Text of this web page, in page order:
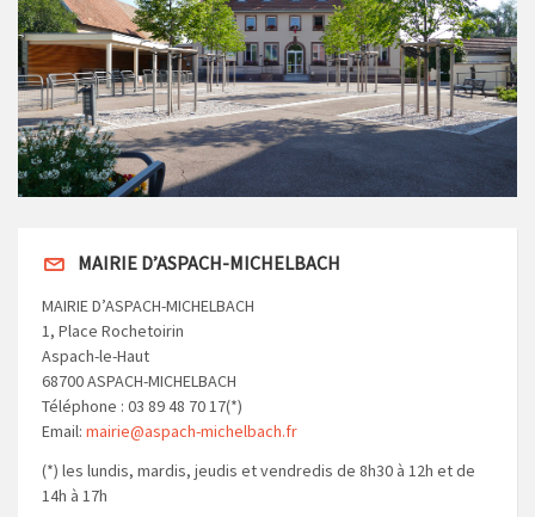
MAIRIE D’ASPACH-MICHELBACH
MAIRIE D’ASPACH-MICHELBACH
1, Place Rochetoirin
Aspach-le-Haut
68700 ASPACH-MICHELBACH
Téléphone : 03 89 48 70 17(*)
Email: mairie@aspach-michelbach.fr
(*) les lundis, mardis, jeudis et vendredis de 8h30 à 12h et de
14h à 17h